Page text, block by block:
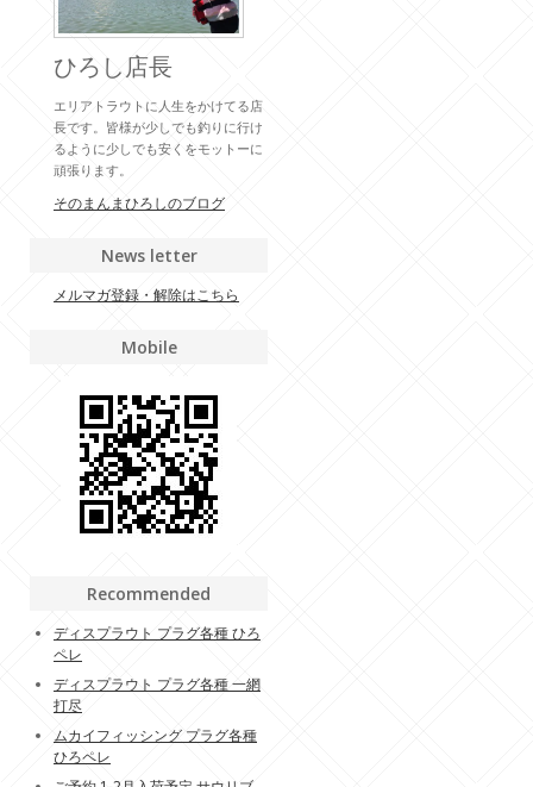
ひろし店長
エリアトラウトに人生をかけてる店
長です。皆様が少しでも釣りに行け
るように少しでも安くをモットーに
頑張ります。
そのまんまひろしのブログ
News letter
メルマガ登録・解除はこちら
Mobile
Recommended
ディスプラウト プラグ各種 ひろ
ペレ
ディスプラウト プラグ各種 一網
打尽
ムカイフィッシング プラグ各種
ひろペレ